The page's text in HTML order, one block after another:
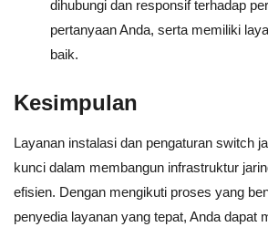
dihubungi dan responsif terhadap
pertanyaan Anda, serta memiliki
baik.
Kesimpulan
Layanan instalasi dan pengaturan switch
kunci dalam membangun infrastruktur
efisien. Dengan mengikuti proses yang
penyedia layanan yang tepat, Anda dapat